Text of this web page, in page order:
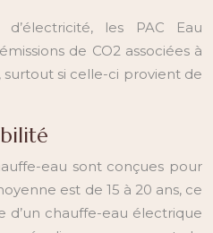
les PAC Eau
de CO2 associées à
si celle-ci provient de
eau sont conçues pour
est de 15 à 20 ans, ce
d’un chauffe-eau électrique